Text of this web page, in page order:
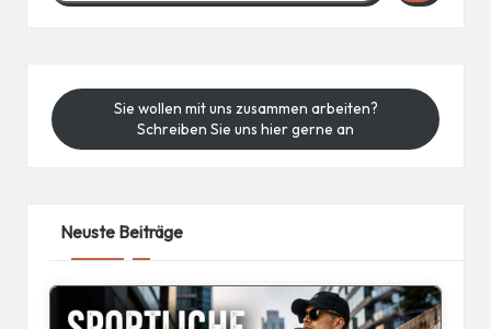
Sie wollen mit uns zusammen arbeiten?
Schreiben Sie uns hier gerne an
Neuste Beiträge